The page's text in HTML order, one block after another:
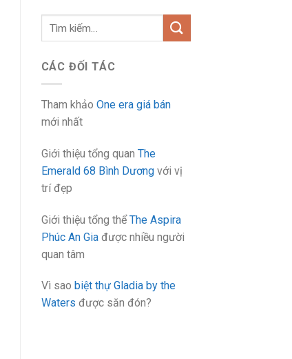
Tìm
kiếm:
CÁC ĐỐI TÁC
Tham khảo One era giá bán
mới nhất
Giới thiệu tổng quan The
Emerald 68 Bình Dươngvới vị
trí đẹp
Giới thiệu tổng thểThe Aspira
Phúc An Giađược nhiều người
quan tâm
Vì sao biệt thự Gladia by the
Waters được săn đón?